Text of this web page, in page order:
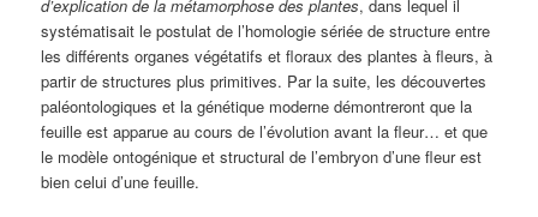
d’explication de la métamorphose des plantes, dans lequel il
systématisait le postulat de l’homologie sériée de structure entre
les différents organes végétatifs et floraux des plantes à fleurs, à
partir de structures plus primitives. Par la suite, les découvertes
paléontologiques et la génétique moderne démontreront que la
feuille est apparue au cours de l’évolution avant la fleur… et que
le modèle ontogénique et structural de l’embryon d’une fleur est
bien celui d’une feuille.